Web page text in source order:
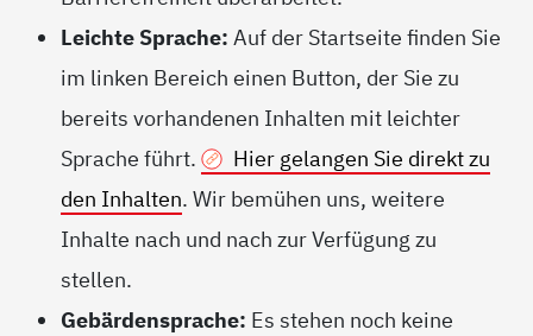
Leichte Sprache: Auf der Startseite finden Sie
im linken Bereich einen Button, der Sie zu
bereits vorhandenen Inhalten mit leichter
Sprache führt.
Hier gelangen Sie direkt zu
den Inhalten. Wir bemühen uns, weitere
Inhalte nach und nach zur Verfügung zu
stellen.
Gebärdensprache: Es stehen noch keine